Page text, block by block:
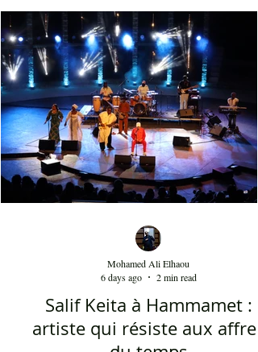
ضربات الدف. الفن الصوفي الذي قدمه سامي
يوسف ليس متقوقعاً على الهوية الشرقية بل
صوتا منفتحا على العالمية من خلال عناصر
الذين جاؤوا من مشارب وبلدان مختلفة،
نذكر على سبيل المثال مغنياً من إسبانيا 'إسرا
وعازفاً من الصين وعازفي قيثار من فرنسا.
من خلال النغمات التي تأخذ بعداً وتوزيعاً
في بعض ردهات العرض وقد أبدع في هذه
النغما
Mohamed Ali Elhaou
6 days ago
2 min read